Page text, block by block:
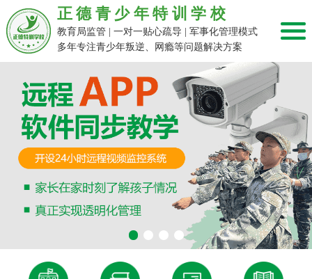
正德青少年特训学校
教育局监管 | 一对一贴心疏导 | 军事化管理模式
多年专注青少年叛逆、网瘾等问题解决方案